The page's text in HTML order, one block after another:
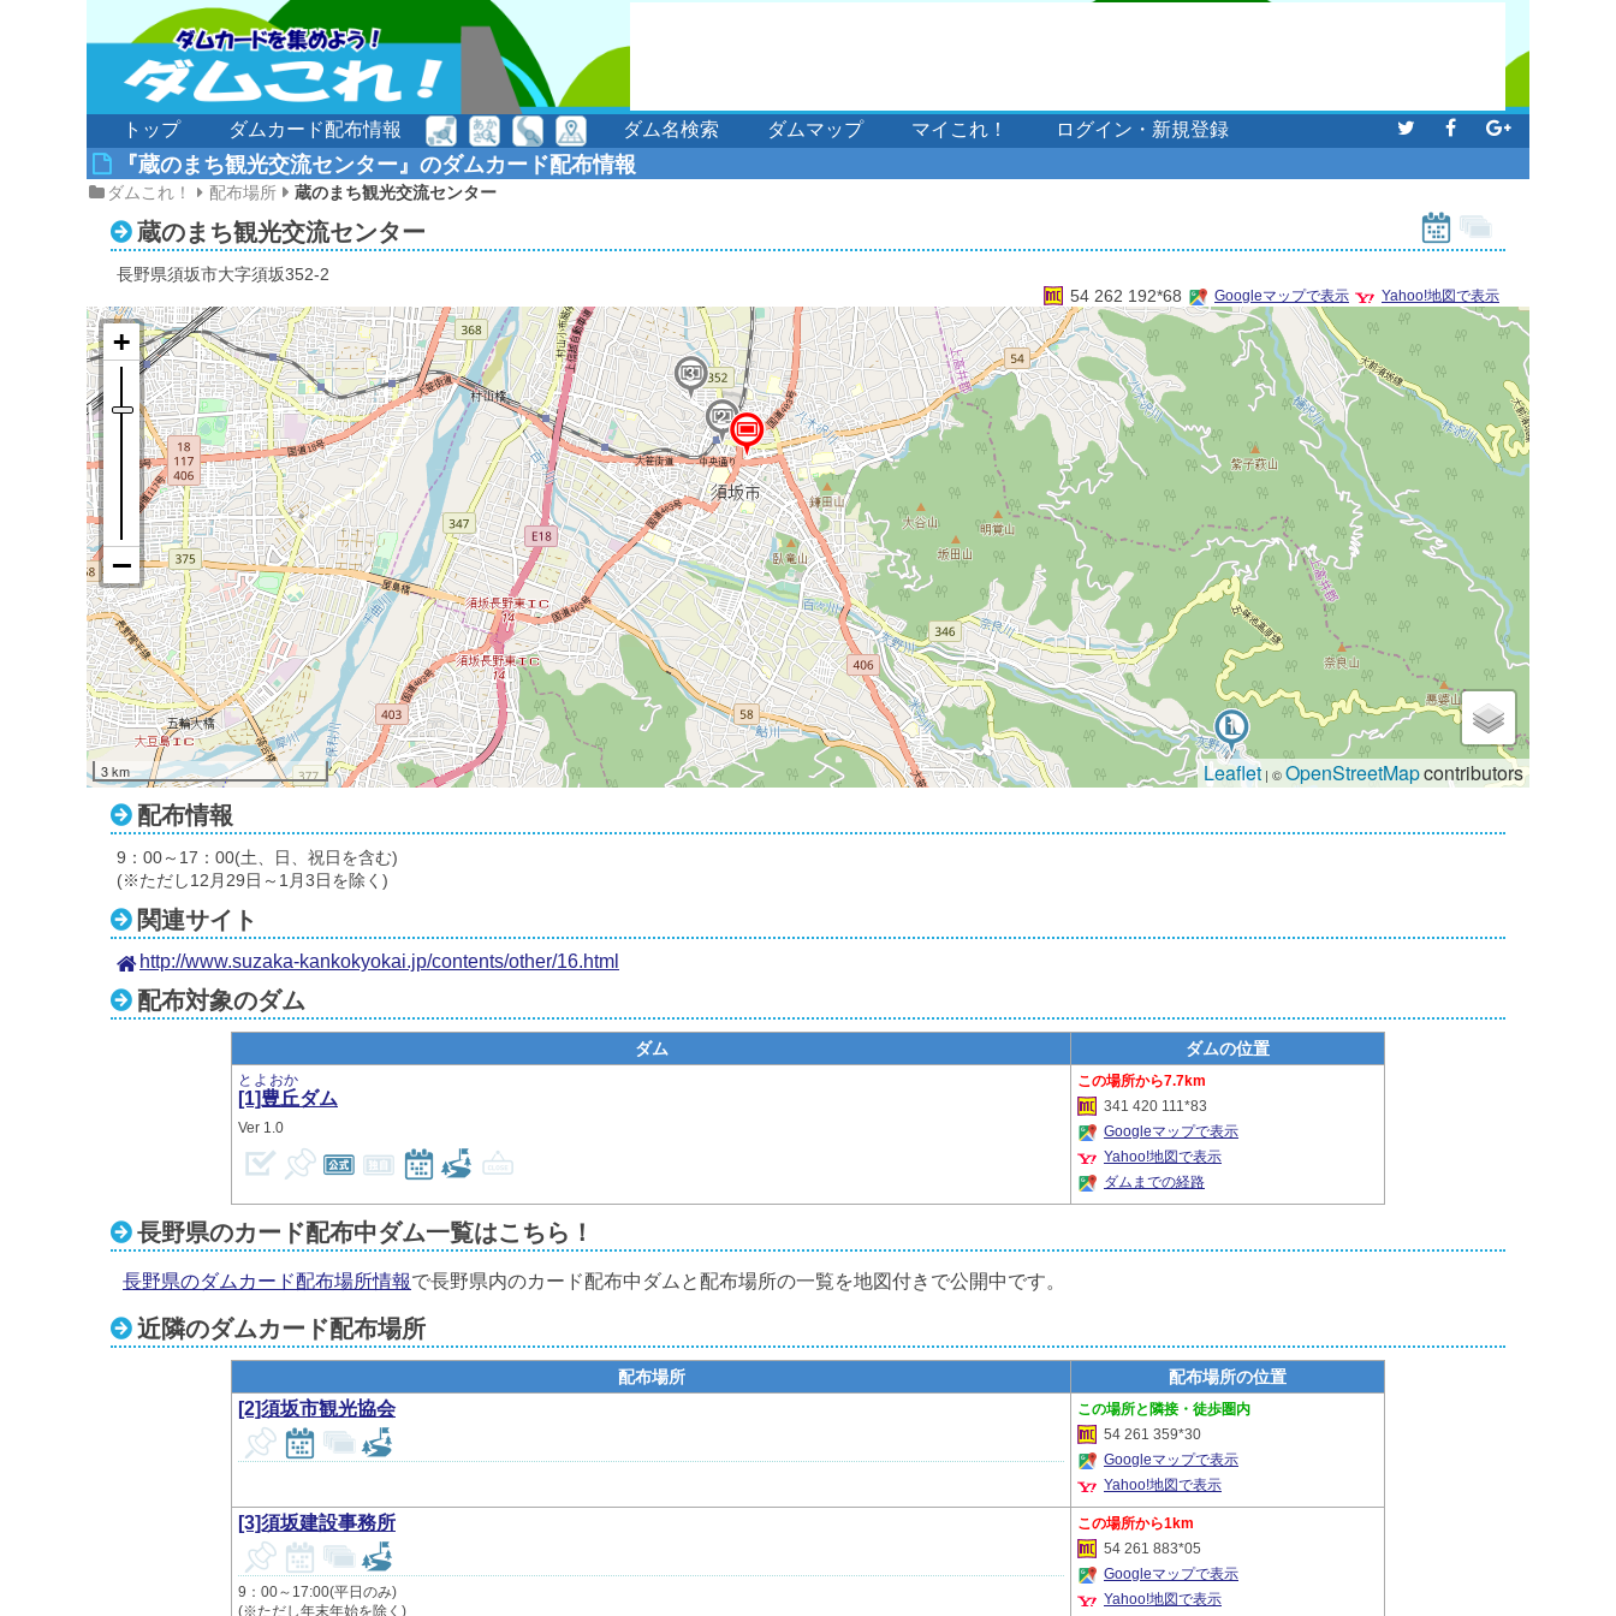
トップ ダムカード配布情報 ダム名検索 ダムマップ マイこれ！ ログイン・新規登録
『蔵のまち観光交流センター』のダムカード配布情報
ダムこれ！ 配布場所 蔵のまち観光交流センター
蔵のまち観光交流センター
長野県須坂市大字須坂352-2
Yahoo!地図で表示
Googleマップで表示
54 262 192*68
3
2
1
3 km Leaflet | ©OpenStreetMapcontributors
配布情報
9：00～17：00(土、日、祝日を含む)
(※ただし12月29日～1月3日を除く)
関連サイト
http://www.suzaka-kankokyokai.jp/contents/other/16.html
配布対象のダム
ダム ダムの位置
[1]豊丘
とよおか
ダム
1.0
7.7km
341 420 111*83
Googleマップで表示
Yahoo!地図で表示
ダムまでの経路
長野県のカード配布中ダム一覧はこちら！
長野県のダムカード配布場所情報で長野県内のカード配布中ダムと配布場所の一覧を地図付きで公開中です。
近隣のダムカード配布場所
配布場所 配布場所の位置
[2]須坂市観光協会
隣接・徒歩圏内
54 261 359*30
Googleマップで表示
Yahoo!地図で表示
[3]須坂建設事務所
9：00～17:00(平日のみ)
(※ただし年末年始を除く)
1km
54 261 883*05
Googleマップで表示
Yahoo!地図で表示